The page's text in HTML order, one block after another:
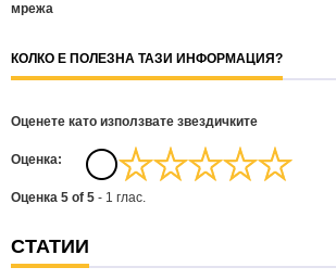
мрежа
КОЛКО Е ПОЛЕЗНА ТАЗИ ИНФОРМАЦИЯ?
Оценете като използвате звездичките
Oценка:
Оценка 5 of 5 - 1 глас.
СТАТИИ